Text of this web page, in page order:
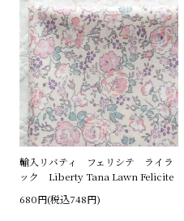
輸入リバティ フェリシテ ライラ
ック Liberty Tana Lawn Felicite
680円(税込748円)